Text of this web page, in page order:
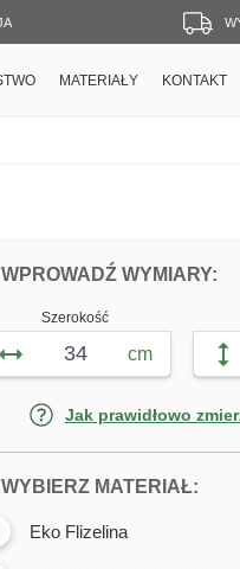
MATERIAŁY KONTAKT
WYMIARY:
Szerokość
cm
Jak prawidłowo
MATERIAŁ:DLA
Eko Flizelina